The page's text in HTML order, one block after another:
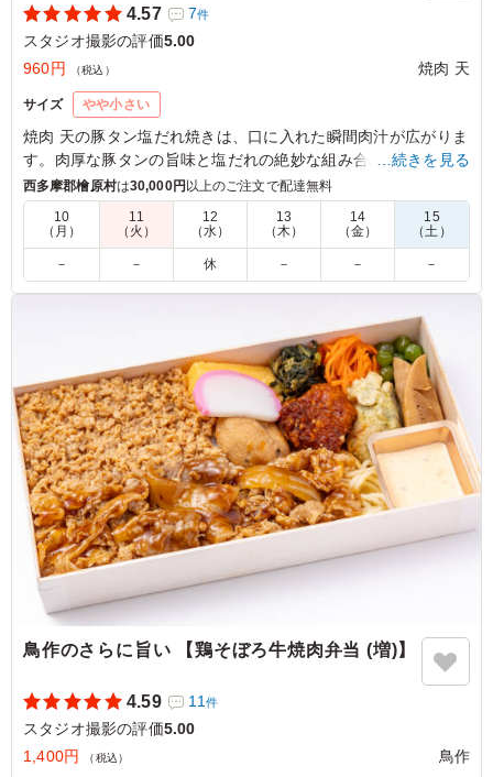
4.57 7件
スタジオ撮影の評価5.00
960円
（税込） 焼肉 天
サイズ やや小さい
焼肉 天の豚タン塩だれ焼きは、口に入れた瞬間肉汁が広がりま
す。肉厚な豚タンの旨味と塩だれの絶妙な組み合わせで、一度
食べたら忘れられない深みのある味わい。色鮮やかな人参ナム
ルやほうれん草ナムルも添えてあり、見た目にも美味しさを感
じます。ロケやイベントでのランチにぴったりです。
5.0
絶品。ネギ塩だれがガツンと効きつつも後味は爽やかで、
箸が止まらなくなります。スタミナをつけたい時や、お酒
のおつまみにも合いそうな味わい。
ご利用シーン：ロケ・撮影›スタジオ撮影
東京都世田谷区野沢2026/06/15
…続きを見る
西多摩郡檜原村は30,000円 以上のご注文で配達無料
10
（月）
11
（火）
12
（水）
13
（木）
14
（金）
15
（土）
－ － 休 － － －
鳥作のさらに旨い 【鶏そぼろ牛焼肉弁当 (増)】
4.59 11件
スタジオ撮影の評価5.00
1,400円
（税込） 鳥作